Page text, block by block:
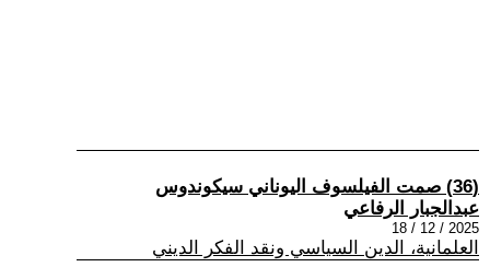
(36) صمت الفيلسوف اليوناني سيكوندوس
عبدالجبار الرفاعي
2025 / 12 / 18
العلمانية، الدين السياسي ونقد الفكر الديني